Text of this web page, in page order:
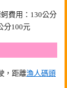
費用：130公分
分100元
，距離漁人碼頭